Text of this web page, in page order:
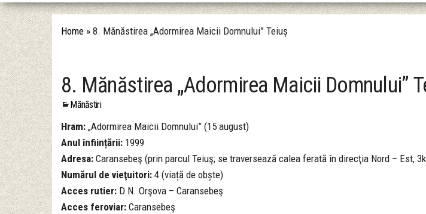
Home » 8. Mănăstirea „Adormirea Maicii Domnului” Teiuș
8. Mănăstirea „Adormirea Maicii Domnului”
Mănăstiri
Hram: „Adormirea Maicii Domnului” (15 august)
Anul înființării: 1999
Adresa: Caransebeş (prin parcul Teiuş; se traversează calea ferată în direcţia Nord – Est,
Numărul de vieţuitori: 4 (viață de obște)
Acces rutier: D.N. Orşova – Caransebeş
Acces feroviar: Caransebeş